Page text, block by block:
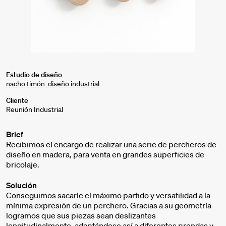
Estudio de diseño
nacho timón_diseño industrial
Cliente
Reunión Industrial
Brief
Recibimos el encargo de realizar una serie de percheros de
diseño en madera, para venta en grandes superficies de
bricolaje.
Solución
Conseguimos sacarle el máximo partido y versatilidad a la
mínima expresión de un perchero. Gracias a su geometría
logramos que sus piezas sean deslizantes